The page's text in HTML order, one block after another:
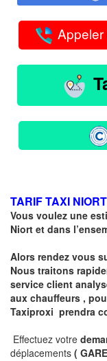
TARIF TAXI NIORT
Vous voulez une
Niort et dans
Alors rendez vous
Nous traitons
service client
aux chauffeurs ,
Taxiproxi prendra
Effectuez votre
déplacements (